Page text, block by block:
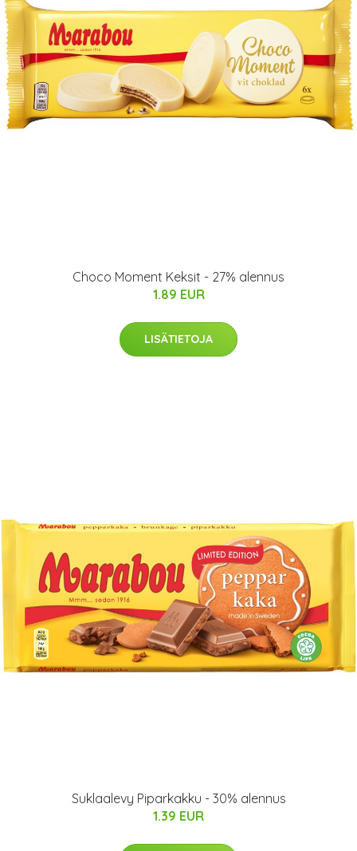
Choco Moment Keksit - 27% alennus
1.89 EUR
LISÄTIETOJA
Suklaalevy Piparkakku - 30% alennus
1.39 EUR